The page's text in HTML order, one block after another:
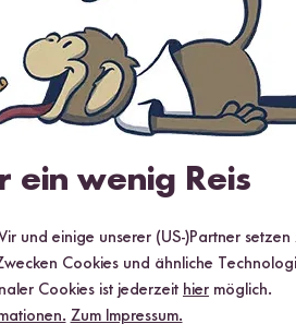
in einen Topf geben. Den Topf
dass nichts anbrennt!
gut verschrauben und
ein wenig Reis
und einige unserer (US-)Partner
Cookies und ähnliche
Cookies ist jederzeit hier möglich.
Zum Impressum.